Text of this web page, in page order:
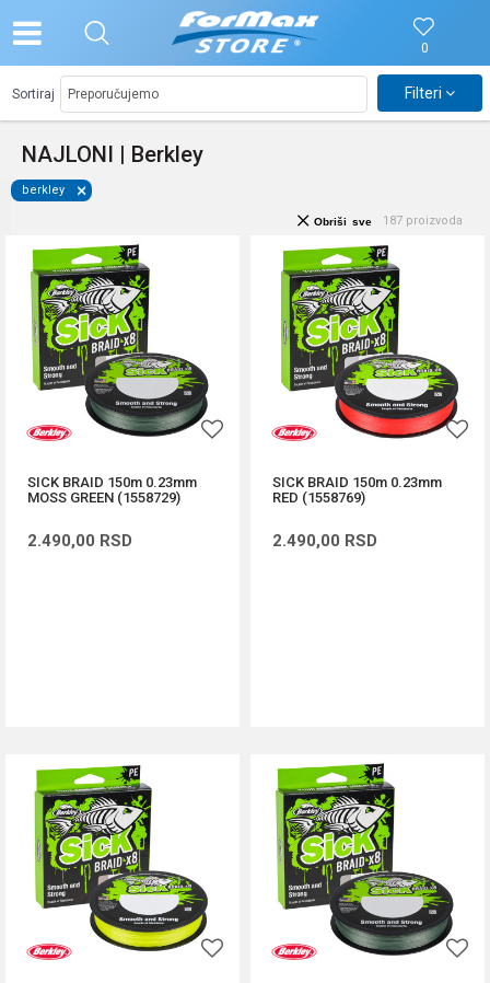
0
NAJLONI | Berkley
Sortiraj Filteri
berkley
187 proizvoda
Obriši sve
SICK BRAID 150m 0.23mm
MOSS GREEN (1558729)
2.490,00 RSD
SICK BRAID 150m 0.23mm
RED (1558769)
2.490,00 RSD